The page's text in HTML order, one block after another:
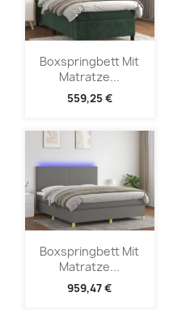
Boxspringbett Mit
Matratze...
559,25 €
Boxspringbett Mit
Matratze...
959,47 €